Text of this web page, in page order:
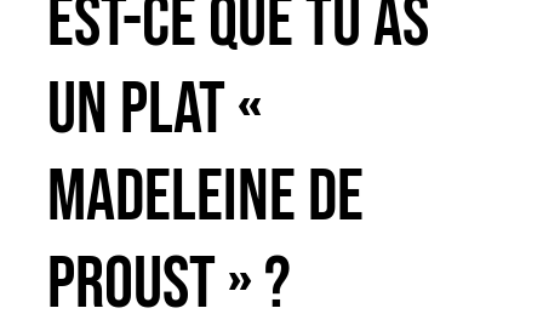
Est-ce que tu as
un plat «
madeleine de
proust » ?